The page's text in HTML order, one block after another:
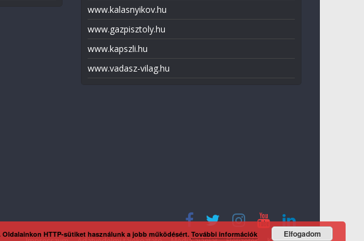
www.kalasnyikov.hu
www.gazpisztoly.hu
www.kapszli.hu
www.vadasz-vilag.hu
HTTP-sütiket használunk a jobb működésért. További információk Elfogadom